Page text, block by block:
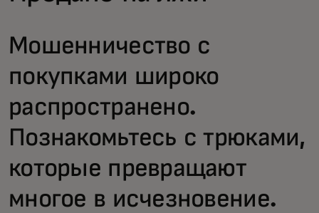
Для новаторов
Новости и тренды
Мошенничество с
покупками широко
распространено.
Познакомьтесь с трюками,
которые превращают
многое в исчезновение.